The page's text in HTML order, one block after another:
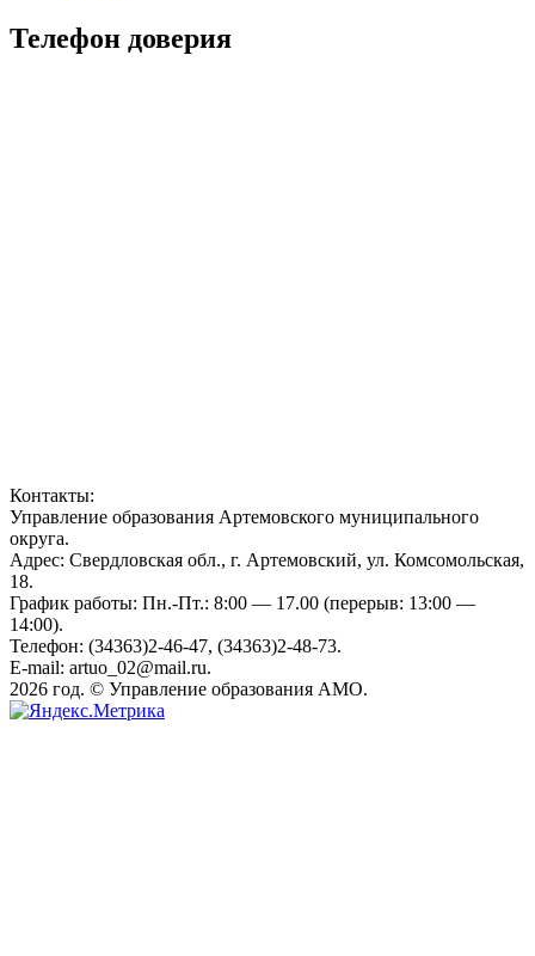
Телефон доверия
Контакты:
Управление образования Артемовского муниципального
округа.
Адрес: Свердловская обл., г. Артемовский, ул. Комсомольская,
18.
График работы: Пн.-Пт.: 8:00 — 17.00 (перерыв: 13:00 —
14:00).
Телефон: (34363)2-46-47, (34363)2-48-73.
E-mail: artuo_02@mail.ru.
2026 год. © Управление образования АМО.